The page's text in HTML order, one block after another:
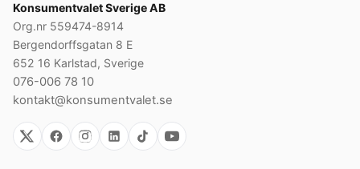
Konsumentvalet Sverige AB
Org.nr 559474-8914
Bergendorffsgatan 8 E
652 16 Karlstad, Sverige
076-006 78 10
kontakt@konsumentvalet.se